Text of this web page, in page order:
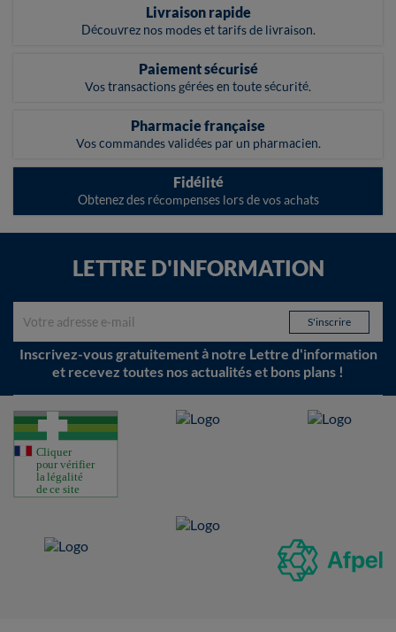
Livraison rapide
Découvrez nos modes et tarifs de livraison.
Paiement sécurisé
Vos transactions gérées en toute sécurité.
Pharmacie française
Vos commandes validées par un pharmacien.
Fidélité
Obtenez des récompenses lors de vos achats
LETTRE D'INFORMATION
Inscrivez-vous gratuitement à notre Lettre d'information
et recevez toutes nos actualités et bons plans !